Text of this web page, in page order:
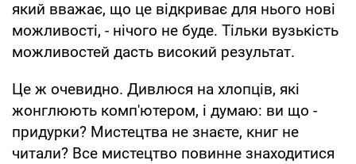
який вважає, що це відкриває для нього нові
можливості, - нічого не буде. Тільки вузькість
можливостей дасть високий результат.
Це ж очевидно. Дивлюся на хлопців, які
жонглюють комп'ютером, і думаю: ви що -
придурки? Мистецтва не знаєте, книг не
читали? Все мистецтво повинне знаходитися